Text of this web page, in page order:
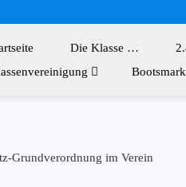
Die Klasse …
Grundverordnung im Verein